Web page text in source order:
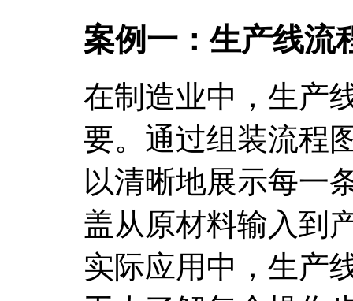
案例一：生产线流
在制造业中，生产
要。通过组装流程
以清晰地展示每一
盖从原材料输入到
实际应用中，生产